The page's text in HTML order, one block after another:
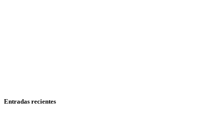
Entradas recientes